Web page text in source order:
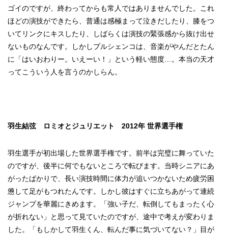
ゴイのですが、終わってからも常人ではありませんでした。これ
ほどの演技ができたら、普通は感極まって泣きだしたり、膝をつ
いてリンクにキスしたり、しばらくは演技の緊張感から抜け出せ
ないものなんです。しかしプルシェンコは、音楽がやんだとたん
に「はいおわりー。いえーい！」という軽い態度…。本当の天才
ってこういう人を言うのかしらん。
羽生結弦 ロミオとジュリエット 2012年 世界選手権
羽生選手が初出場した世界選手権です。前半は完璧に舞っていた
のですが、後半に何でもないところで転びます。当時シニアにあ
がったばかりで、長い演技時間に体力が追いつかないため疲労困
憊して足がもつれたんです。しかし彼はすぐに立ちあがって連続
ジャンプを華麗にきめます。「強い子だ、転倒してもまったく心
が折れない」と思って見ていたのですが、途中で考えが変わりま
した。「もしかして羽生くん、転んだ事に気づいてない？」目が